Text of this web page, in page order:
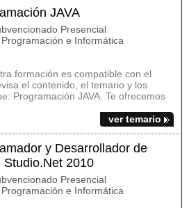
JAVA
Presencial
e Informática
formación es compatible con el
el contenido, el temario y los
Programación JAVA. Te ofrecemos
ver temario
y Desarrollador de
2010
Presencial
e Informática